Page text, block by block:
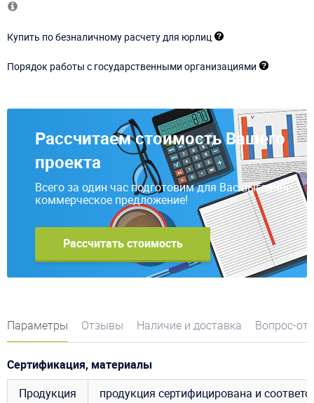
Купить по безналичному расчету для юрлиц
Порядок работы с государственными организациями
Рассчитаем стоимость Вашего
проекта
Всего за один час подготовим для Вас выгодное
коммерческое предложение!
Рассчитать стоимость
Параметры Отзывы Наличие и доставка Вопрос-
Сертификация, материалы
Продукция
продукция сертифицирована и